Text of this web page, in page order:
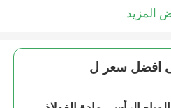
المزيد
افضل سعر ل